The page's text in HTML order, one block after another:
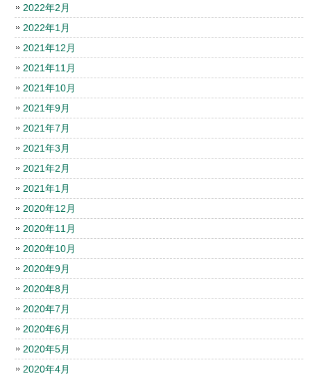
2022年2月
2022年1月
2021年12月
2021年11月
2021年10月
2021年9月
2021年7月
2021年3月
2021年2月
2021年1月
2020年12月
2020年11月
2020年10月
2020年9月
2020年8月
2020年7月
2020年6月
2020年5月
2020年4月